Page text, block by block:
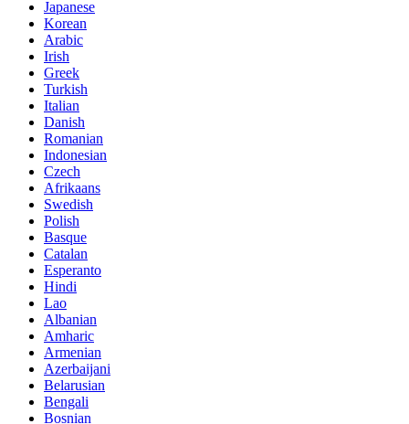
Japanese
Korean
Arabic
Irish
Greek
Turkish
Italian
Danish
Romanian
Indonesian
Czech
Afrikaans
Swedish
Polish
Basque
Catalan
Esperanto
Hindi
Lao
Albanian
Amharic
Armenian
Azerbaijani
Belarusian
Bengali
Bosnian